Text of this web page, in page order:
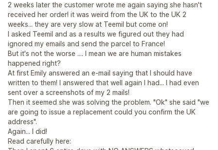
2 weeks later the customer wrote me again saying she hasn't
received her order! it was weird from the UK to the UK 2
weeks... they are very slow at Teemil but come on!
I asked Teemil and as a results we figured out they had
ignored my emails and send the parcel to France!
But it's not the worse .... I mean we are human mistakes
happened right?
At first Emily answered an e-mail saying that I should have
written to them! I answered that well again I had... I had even
sent over a screenshots of my 2 mails!
Then it seemed she was solving the problem. "Ok" she said "we
are going to issue a replacement could you confirm the UK
address".
Again... I did!
Read carefully here: